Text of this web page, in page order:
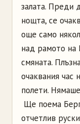
залата. Преди
нощта, се
още само
над рамото на
смяната.
очаквания час
полети.
Ще поема
отчетлив